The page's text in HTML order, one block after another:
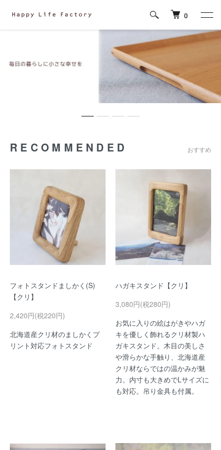
0
RECOMMENDED おすすめ
フォトスタンドましかく(S)
【クリ】
2,420円(税220円)
北海道産クリ材のましかくプ
リント対応フォトスタンド
ハガキスタンド【クリ】
3,080円(税280円)
お気に入りの絵はがきやハガ
キを優しく飾れるクリ材製ハ
ガキスタンド。木目の美しさ
や滑らかな手触り、北海道産
クリ材ならではの温かみが魅
力。内寸も大きめでLサイズに
も対応。吊り金具も付属。